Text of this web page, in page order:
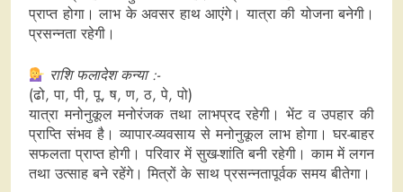
प्राप्त होगा। लाभ के अवसर हाथ आएंगे। यात्रा की योजना बनेगी।
प्रसन्नता रहेगी।
राशि फलादेश कन्या :-
(ढो, पा, पी, पू, ष, ण, ठ, पे, पो)
यात्रा मनोनुकूल मनोरंजक तथा लाभप्रद रहेगी। भेंट व उपहार की
प्राप्ति संभव है। व्यापार-व्यवसाय से मनोनुकूल लाभ होगा। घर-बाहर
सफलता प्राप्त होगी। परिवार में सुख-शांति बनी रहेगी। काम में लगन
तथा उत्साह बने रहेंगे। मित्रों के साथ प्रसन्नतापूर्वक समय बीतेगा।